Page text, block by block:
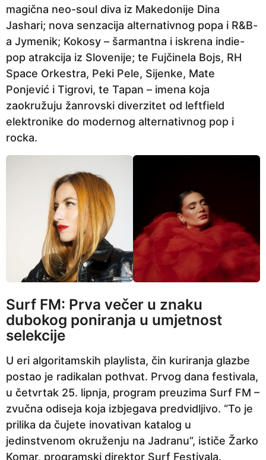
magična neo-soul diva iz Makedonije Dina
Jashari; nova senzacija alternativnog popa i R&B-
a Jymenik; Kokosy – šarmantna i iskrena indie-
pop atrakcija iz Slovenije; te Fujčinela Bojs, RH
Space Orkestra, Peki Pele, Sijenke, Mate
Ponjević i Tigrovi, te Tapan – imena koja
zaokružuju žanrovski diverzitet od leftfield
elektronike do modernog alternativnog pop i
rocka.
Surf FM: Prva večer u znaku
dubokog poniranja u umjetnost
selekcije
U eri algoritamskih playlista, čin kuriranja glazbe
postao je radikalan pothvat. Prvog dana festivala,
u četvrtak 25. lipnja, program preuzima Surf FM –
zvučna odiseja koja izbjegava predvidljivo. “To je
prilika da čujete inovativan katalog u
jedinstvenom okruženju na Jadranu”, ističe Žarko
Komar, programski direktor Surf Festivala.